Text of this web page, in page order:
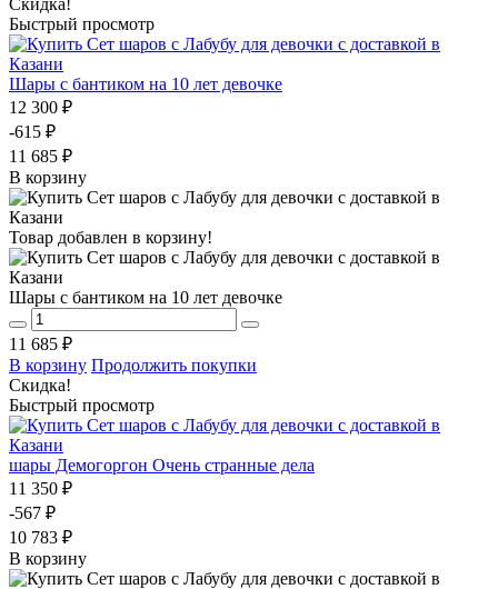
Быстрый просмотр
Шары с бантиком на 10 лет девочке
12 300 ₽
-615 ₽
11 685 ₽
В корзину
Товар добавлен в корзину!
Шары с бантиком на 10 лет девочке
11 685 ₽
В корзину Продолжить покупки
Скидка!
Быстрый просмотр
шары Демогоргон Очень странные дела
11 350 ₽
-567 ₽
10 783 ₽
В корзину